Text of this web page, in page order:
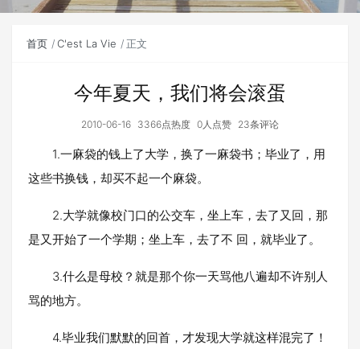
首页 C'est La Vie 正文
今年夏天，我们将会滚蛋
2010-06-16 3366点热度 0人点赞 23条评论
1.一麻袋的钱上了大学，换了一麻袋书；毕业了，用
这些书换钱，却买不起一个麻袋。
2.大学就像校门口的公交车，坐上车，去了又回，那
是又开始了一个学期；坐上车，去了不 回，就毕业了。
3.什么是母校？就是那个你一天骂他八遍却不许别人
骂的地方。
4.毕业我们默默的回首，才发现大学就这样混完了！